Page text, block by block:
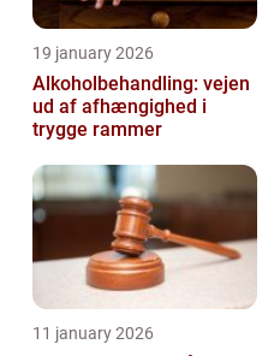
19 january 2026
Alkoholbehandling: vejen
ud af afhængighed i
trygge rammer
11 january 2026